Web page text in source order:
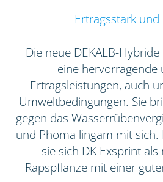
Ertragsstark
Die neue DEKALB-
eine hervorragende
Ertragsleistungen, auch
Umweltbedingungen. Sie
gegen das
und Phoma lingam mit
sie sich DK Exsprint
Rapspflanze mit einer